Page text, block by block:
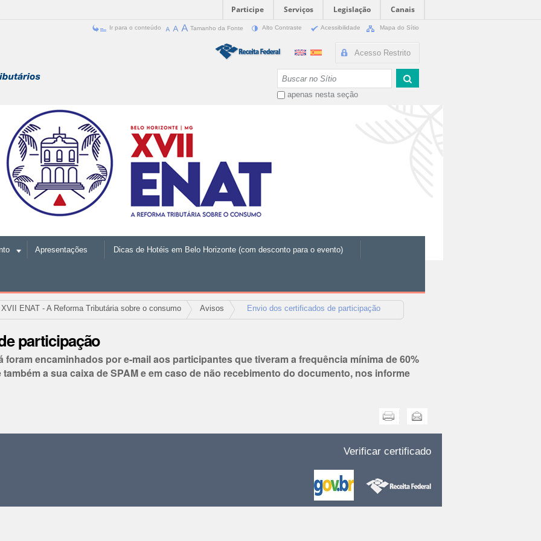
Participe Serviços Legislação
Canais
Ir para o conteúdo Tamanho da Fonte Alto Contraste Acessibilidade Mapa do Sítio
Acesso Restrito
apenas nesta seção
Apresentações Dicas de Hotéis em Belo Horizonte (com desconto para o evento)
XVII ENAT - A Reforma Tributária sobre o consumo Avisos Envio dos certificados de participação
participação
encaminhados por e-mail aos participantes que tiveram a frequência mínima de 60%
a sua caixa de SPAM e em caso de não recebimento do documento, nos informe
Enviar
Verificar certificado